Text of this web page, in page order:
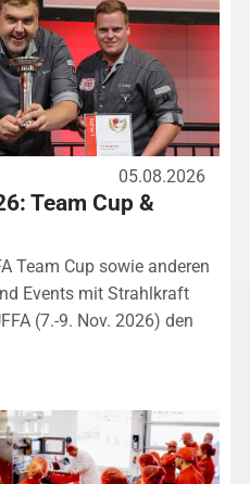
05.08.2026
Team Cup &
Team Cup sowie anderen
Events mit Strahlkraft
(7.-9. Nov. 2026) den